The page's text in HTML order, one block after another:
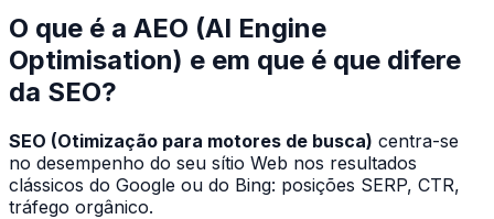
O que é a AEO (AI Engine
Optimisation) e em que é que difere
da SEO?
SEO (Otimização para motores de busca) centra-se
no desempenho do seu sítio Web nos resultados
clássicos do Google ou do Bing: posições SERP, CTR,
tráfego orgânico.